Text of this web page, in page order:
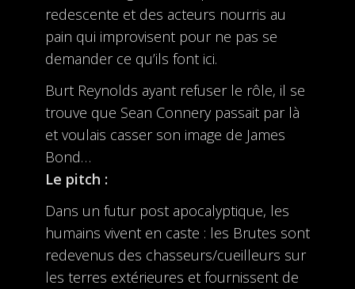
redescente et des acteurs nourris au
pain qui improvisent pour ne pas se
demander ce qu’ils font ici.
Burt Reynolds ayant refuser le rôle, il se
trouve que Sean Connery passait par là
et voulais casser son image de James
Bond…
Le pitch :
Dans un futur post apocalyptique, les
humains vivent en caste : les Brutes sont
redevenus des chasseurs/cueilleurs sur
les terres extérieures et fournissent de